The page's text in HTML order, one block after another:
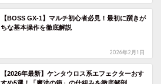
【BOSS GX-1】マルチ初心者必見！最初に躓きが
ちな基本操作を徹底解説
2026年2月1日
【2026年最新】ケンタウロス系エフェクターおす